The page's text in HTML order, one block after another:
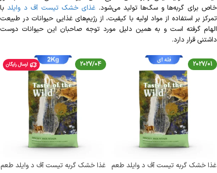
خاص برای گربه‌ها و سگ‌ها تولید می‌شود. غذای خشک تیست آف د وایلدبا
تمرکز بر استفاده از مواد اولیه با کیفیت، از رژیم‌های غذایی حیوانات در طبیعت
الهام گرفته است و به همین دلیل مورد توجه صاحبان این حیوانات دوست
داشتنی قرار دارد.
2027/01
غذا خشک گربه تیست آف د وایلد طعم
2027/04 ارسال رایگان
غذا خشک گربه تیست آف د وایلد طعم